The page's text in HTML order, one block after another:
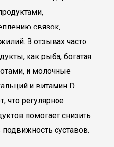
связок,
В отзывах часто
как рыба, богатая
и молочные
и витамин D.
что регулярное
помогает снизить
суставов.